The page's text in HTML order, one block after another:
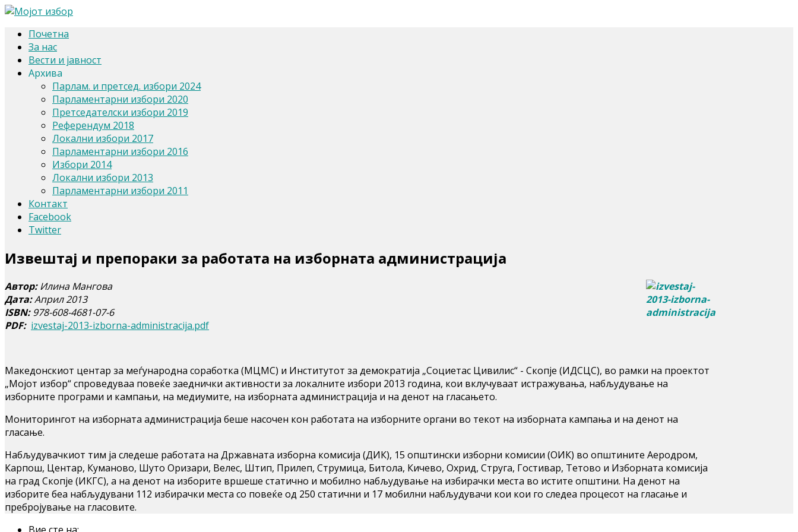
Почетна
За нас
Вести и јавност
Архива
Парлам. и претсед. избори 2024
Парламентарни избори 2020
Претседателски избори 2019
Референдум 2018
Локални избори 2017
Парламентарни избори 2016
Избори 2014
Локални избори 2013
Парламентарни избори 2011
Контакт
Facebook
Twitter
Извештај и препораки за работата на изборната администрација
Автор:Илина Мангова
Дата:Април 2013
ISBN:978-608-4681-07-6
PDF: izvestaj-2013-izborna-administracija.pdf
Македонскиот центар за меѓународна соработка (МЦМС) и Институтот за демократија „Социетас Цивилис“ - Скопје (ИДСЦС), во рамки на проектот
„Мојот избор“ спроведуваа повеќе заеднички активности за локалните избори 2013 година, кои вклучуваат истражувања, набљудување на
изборните програми и кампањи, на медиумите, на изборната администрација и на денот на гласањето.
Мониторингот на изборната администрација беше насочен кон работата на изборните органи во текот на изборната кампања и на денот на
гласање.
Набљудувачкиот тим ја следеше работата на Државната изборна комисија (ДИК), 15 општински изборни комисии (ОИК) во општините Аеродром,
Карпош, Центар, Куманово, Шуто Оризари, Велес, Штип, Прилеп, Струмица, Битола, Кичево, Охрид, Струга, Гостивар, Тетово и Изборната комисија
на град Скопје (ИКГС), а на денот на изборите вршеше статично и мобилно набљудување на избирачки места во истите општини. На денот на
изборите беа набљудувани 112 избирачки места со повеќе од 250 статични и 17 мобилни набљудувачи кои кои го следеа процесот на гласање и
пребројување на гласовите.